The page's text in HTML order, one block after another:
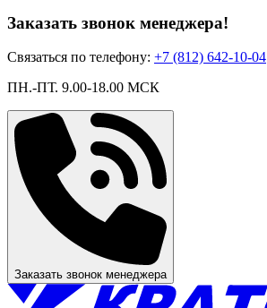
Заказать звонок менеджера!
Связаться по телефону: +7 (812) 642-10-04
ПН.-ПТ. 9.00-18.00 МСК
Заказать звонок менеджера